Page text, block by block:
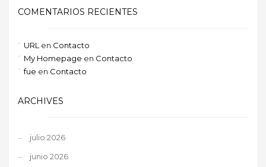
COMENTARIOS RECIENTES
URL en Contacto
My Homepage en Contacto
fue en Contacto
ARCHIVES
julio 2026
junio 2026